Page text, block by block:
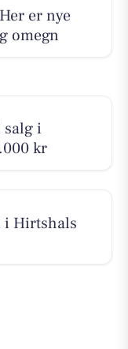
er nye
omegn
salg i
kr
i Hirtshals